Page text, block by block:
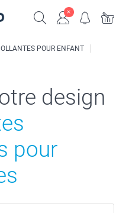
POUR ENFANT
design
pour